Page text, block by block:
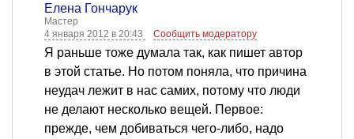
Елена Гончарук
Мастер
4 января 2012 в 20:43
Сообщить модератору
Я раньше тоже думала так, как пишет автор
в этой статье. Но потом поняла, что причина
неудач лежит в нас самих, потому что люди
не делают несколько вещей. Первое:
прежде, чем добиваться чего-либо, надо